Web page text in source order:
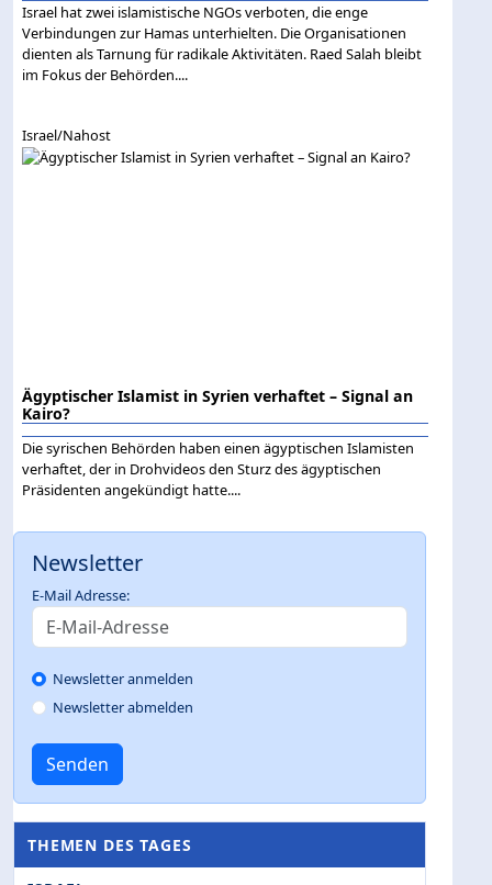
Israel hat zwei islamistische NGOs verboten, die enge
Verbindungen zur Hamas unterhielten. Die Organisationen
dienten als Tarnung für radikale Aktivitäten. Raed Salah bleibt
im Fokus der Behörden....
Israel/Nahost
Ägyptischer Islamist in Syrien verhaftet – Signal an
Kairo?
Die syrischen Behörden haben einen ägyptischen Islamisten
verhaftet, der in Drohvideos den Sturz des ägyptischen
Präsidenten angekündigt hatte....
Newsletter
E-Mail Adresse:
Newsletter anmelden
Newsletter abmelden
Senden
THEMEN DES TAGES